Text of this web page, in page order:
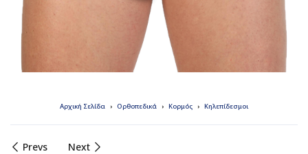
Αρχική Σελίδα Ορθοπεδικά Κορμός Κηλεπίδεσμοι
Prevs Next